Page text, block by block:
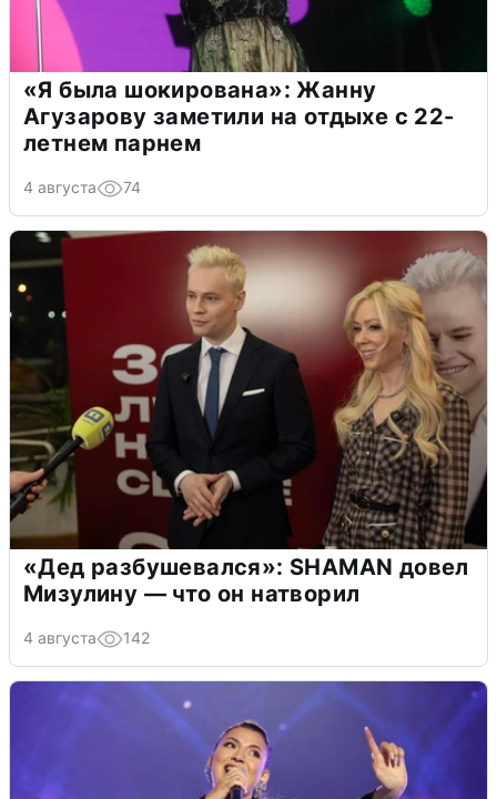
«Я была шокирована»: Жанну
Агузарову заметили на отдыхе с 22-
летнем парнем
4 августа 74
«Дед разбушевался»: SHAMAN довел
Мизулину — что он натворил
4 августа 142